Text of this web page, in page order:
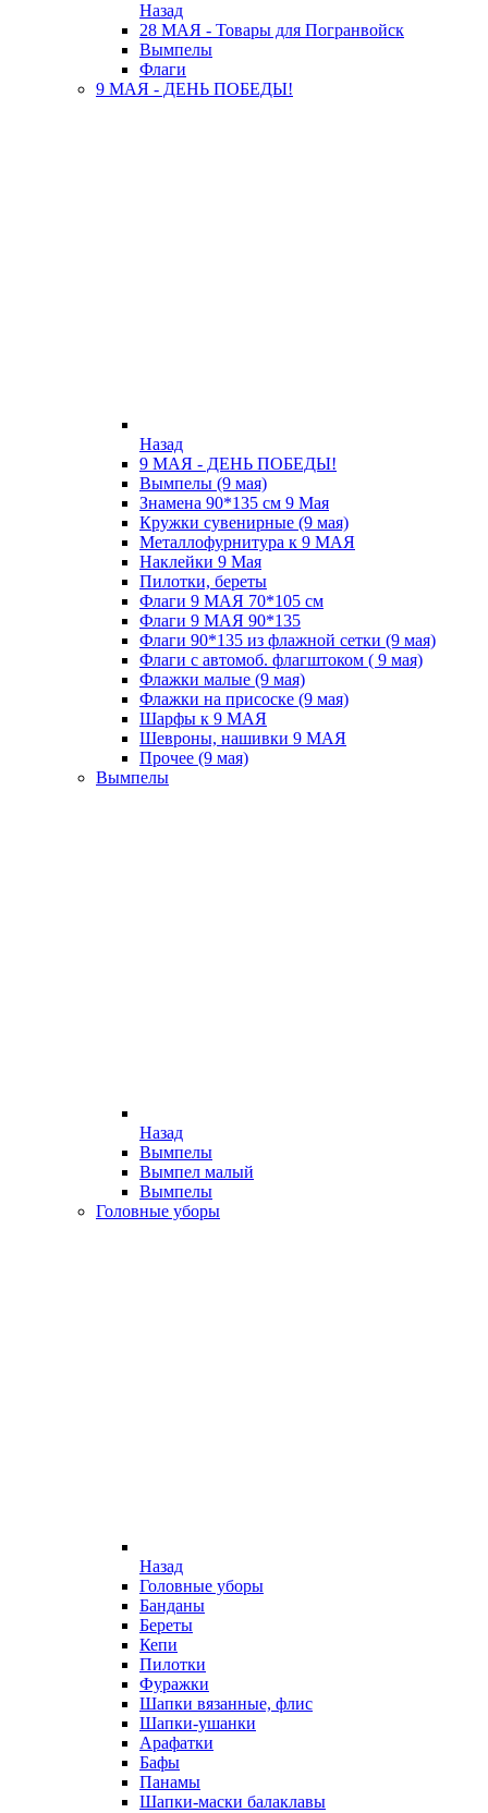
Назад
28 МАЯ - Товары для Погранвойск
Вымпелы
Флаги
9 МАЯ - ДЕНЬ ПОБЕДЫ!
Назад
9 МАЯ - ДЕНЬ ПОБЕДЫ!
Вымпелы (9 мая)
Знамена 90*135 см 9 Мая
Кружки cувенирные (9 мая)
Металлофурнитура к 9 МАЯ
Наклейки 9 Мая
Пилотки, береты
Флаги 9 МАЯ 70*105 см
Флаги 9 МАЯ 90*135
Флаги 90*135 из флажной сетки (9 мая)
Флаги с автомоб. флагштоком ( 9 мая)
Флажки малые (9 мая)
Флажки на присоске (9 мая)
Шарфы к 9 МАЯ
Шевроны, нашивки 9 МАЯ
Прочее (9 мая)
Вымпелы
Назад
Вымпелы
Вымпел малый
Вымпелы
Головные уборы
Назад
Головные уборы
Банданы
Береты
Кепи
Пилотки
Фуражки
Шапки вязанные, флис
Шапки-ушанки
Арафатки
Бафы
Панамы
Шапки-маски балаклавы